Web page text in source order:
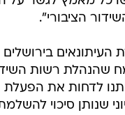
הציבורי".
העיתונאים
שהנהלת רשות
לדחות את
שנותן סיכוי